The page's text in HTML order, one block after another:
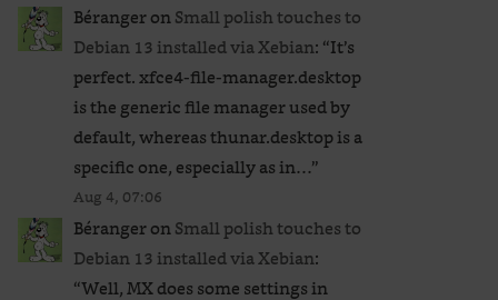
BérangeronSmall polish touches to
Debian 13 installed via Xebian: “It’s
perfect. xfce4-file-manager.desktop
is the generic file manager used by
default, whereas thunar.desktop is a
specific one, especially as in…”
Aug 4, 07:06
BérangeronSmall polish touches to
Debian 13 installed via Xebian:
“Well, MX does some settings in